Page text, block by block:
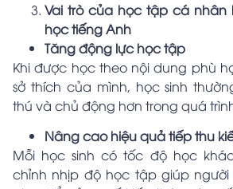
Vai trò của học tập cá
học tiếng Anh
Tăng động lực học tập
Khi được học theo nội dung phù
sở thích của mình, học sinh
thú và chủ động hơn trong quá
Nâng cao hiệu quả tiếp thu
Mỗi học sinh có tốc độ học
chỉnh nhịp độ học tập giúp